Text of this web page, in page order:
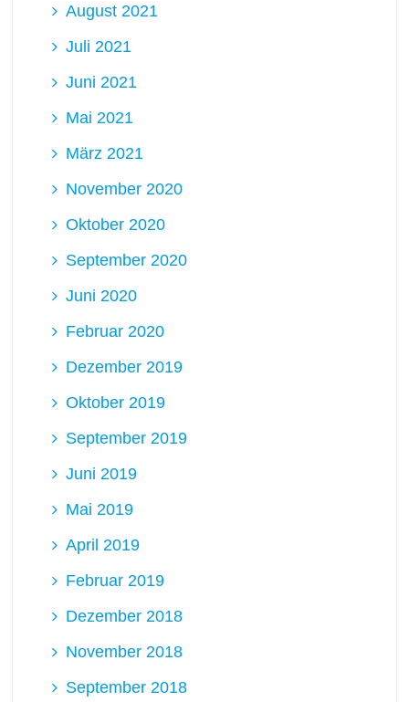
August 2021
Juli 2021
Juni 2021
Mai 2021
März 2021
November 2020
Oktober 2020
September 2020
Juni 2020
Februar 2020
Dezember 2019
Oktober 2019
September 2019
Juni 2019
Mai 2019
April 2019
Februar 2019
Dezember 2018
November 2018
September 2018